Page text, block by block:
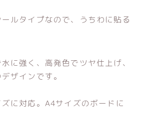
ルタイプなので、うちわに貼る
に強く、高発色でツヤ仕上げ、
ザインです。
に対応。A4サイズのボードに